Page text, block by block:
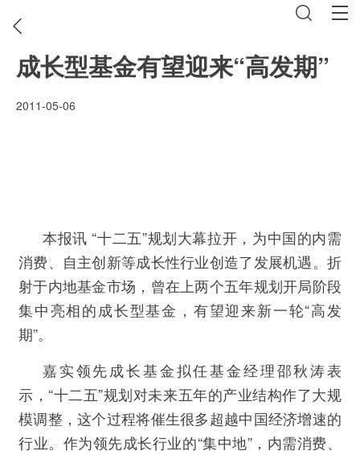
成长型基金有望迎来“高发期”
2011-05-06
本报讯 “十二五”规划大幕拉开，为中国的内需
消费、自主创新等成长性行业创造了发展机遇。折
射于内地基金市场，曾在上两个五年规划开局阶段
集中亮相的成长型基金，有望迎来新一轮“高发
期”。
嘉实领先成长基金拟任基金经理邵秋涛表
示，“十二五”规划对未来五年的产业结构作了大规
模调整，这个过程将催生很多超越中国经济增速的
行业。作为领先成长行业的“集中地”，内需消费、